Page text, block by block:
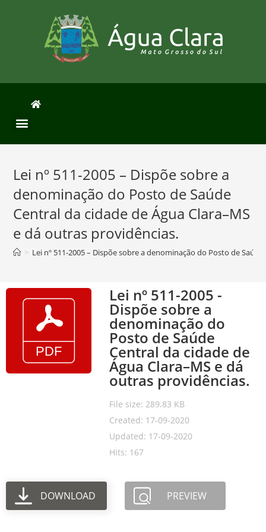
Lei nº 511-2005 – Dispõe sobre a
denominação do Posto de Saúde
Central da cidade de Água Clara–MS
e dá outras providências.
> Lei nº 511-2005 – Dispõe sobre a denominação do Posto de
Lei nº 511-2005 -
Dispõe sobre a
denominação do
Posto de Saúde
Central da cidade de
Água Clara–MS e dá
outras providências.
File size: 289.83 KB
Created: 17-09-2020
Updated: 17-09-2020
Hits: 167
DOWNLOAD PREVIEW